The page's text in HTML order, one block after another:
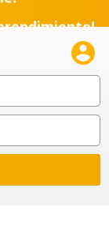
